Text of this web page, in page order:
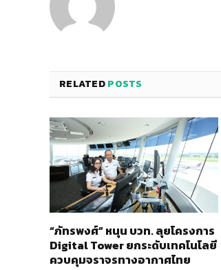
RELATEDPOSTS
“ภัทรพงศ์” หนุน บวท. ลุยโครงการ
Digital Tower ยกระดับเทคโนโลยี
ควบคุมจราจรทางอากาศไทย